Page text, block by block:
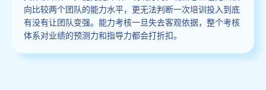
向比较两个团队的能力水平，更无法判断一次培训投入到底
有没有让团队变强。能力考核一旦失去客观依据，整个考核
体系对业绩的预测力和指导力都会打折扣。